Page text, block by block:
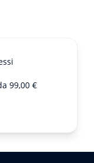
99,00 €